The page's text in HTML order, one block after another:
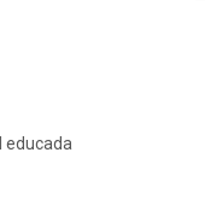
educada